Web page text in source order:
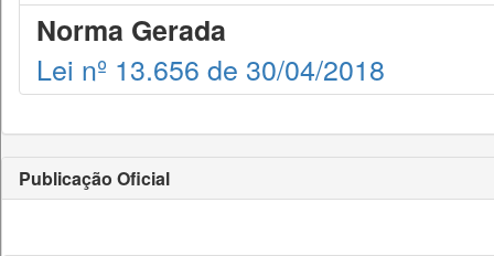
Norma Gerada
Lei nº 13.656 de 30/04/2018
Publicação Oficial